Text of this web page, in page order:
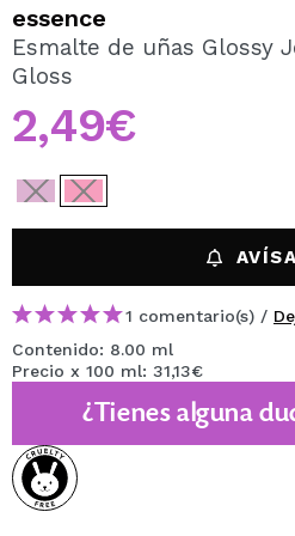
Al crear una cuenta en
tus compras rápidamente,
essence
Esmalte de uñas Glossy
Gloss
2,49€
1 comentario(s) /
Contenido: 8.00 ml
Precio x 100 ml: 31,13€
¿Tienes alguna